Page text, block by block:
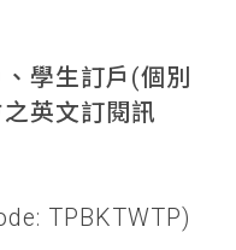
學生訂戶(個別
英文訂閱訊
TPBKTWTP)